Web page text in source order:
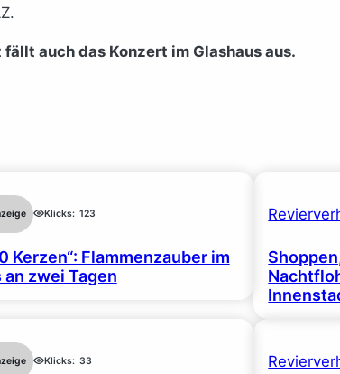
auch das Konzert im Glashaus aus.
Klicks: 123
Kerzen“: Flammenzauber im
zwei Tagen
Klicks: 33